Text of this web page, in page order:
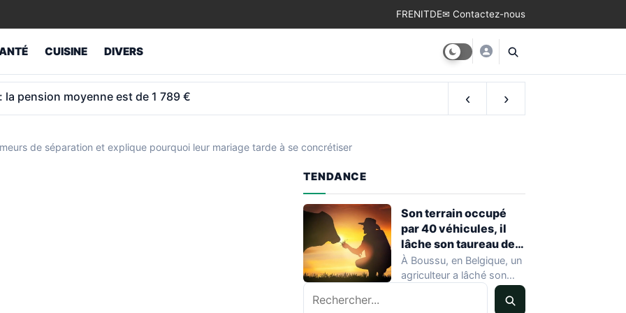
FRENITDE✉ Contactez-nous
CUISINE DIVERS
12 000 € par mois de la CAF et France Travail ‹ ›
de séparation et explique pourquoi leur mariage tarde à se concrétiser
TENDANCE
Son terrain occupé
par 40 véhicules, il
lâche son taureau de
800 kg
À Boussu, en Belgique, un
agriculteur a lâché son
taureau de 800 kilos sur…